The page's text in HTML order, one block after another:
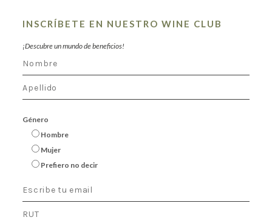
INSCRÍBETE EN NUESTRO WINE CLUB
¡Descubre un mundo de beneficios!
Género
Hombre
Mujer
Prefiero no decir